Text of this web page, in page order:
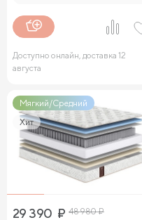
Доступно онлайн, доставка 12
августа
Мягкий/Средний
Хит
29 390 ₽ 48 980₽